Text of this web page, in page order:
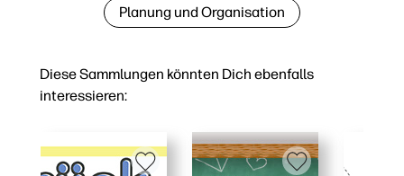
Diese Sammlungen könnten Dich ebenfalls
interessieren:
Planung und Organisation